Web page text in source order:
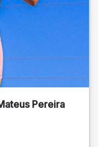
Pereira